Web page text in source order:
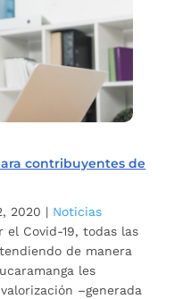
contribuyentes de
2020 | Noticias
el Covid-19, todas las
de manera
les
–generada